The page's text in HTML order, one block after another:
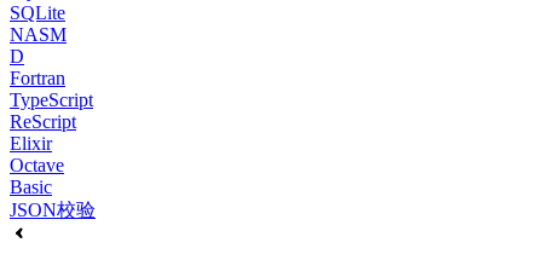
SQLite
NASM
D
Fortran
TypeScript
ReScript
Elixir
Octave
Basic
JSON校验